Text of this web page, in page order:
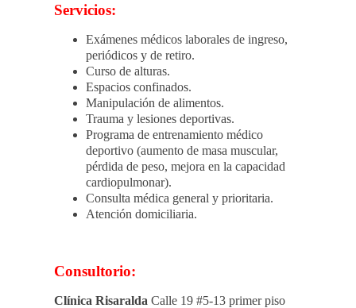
Servicios:
Exámenes médicos laborales de ingreso,
periódicos y de retiro.
⁠Curso de alturas.
⁠Espacios confinados.
⁠Manipulación de alimentos.
⁠Trauma y lesiones deportivas.
⁠Programa de entrenamiento médico
deportivo (aumento de masa muscular,
pérdida de peso, mejora en la capacidad
cardiopulmonar).
⁠Consulta médica general y prioritaria.
⁠Atención domiciliaria.
Consultorio:
Clínica Risaralda Calle 19 #5-13 primer piso